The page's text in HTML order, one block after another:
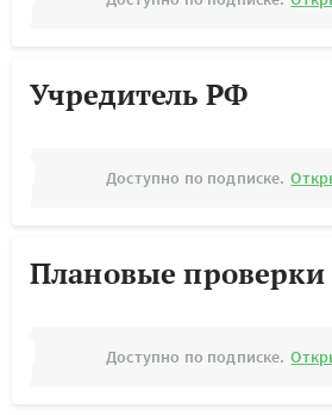
Учредитель РФ
Доступно по подписке.
Плановые проверки
Доступно по подписке.